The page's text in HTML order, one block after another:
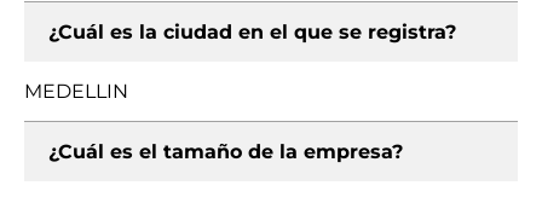
¿Cuál es la ciudad en el que se registra?
MEDELLIN
¿Cuál es el tamaño de la empresa?